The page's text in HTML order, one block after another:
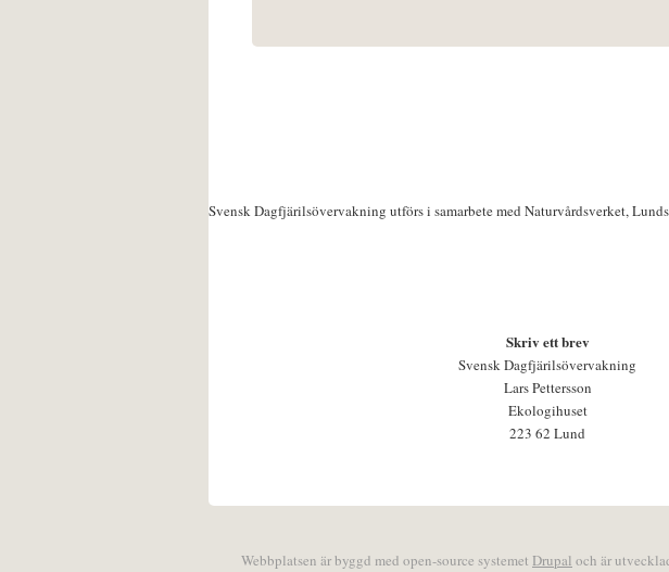
Svensk Dagfjärilsövervakning utförs i samarbete med Naturvårdsverket,
Skriv ett brev
Svensk Dagfjärilsövervakning
Lars Pettersson
Ekologihuset
223 62 Lund
Webbplatsen är byggd med open-source systemet Drupal och är